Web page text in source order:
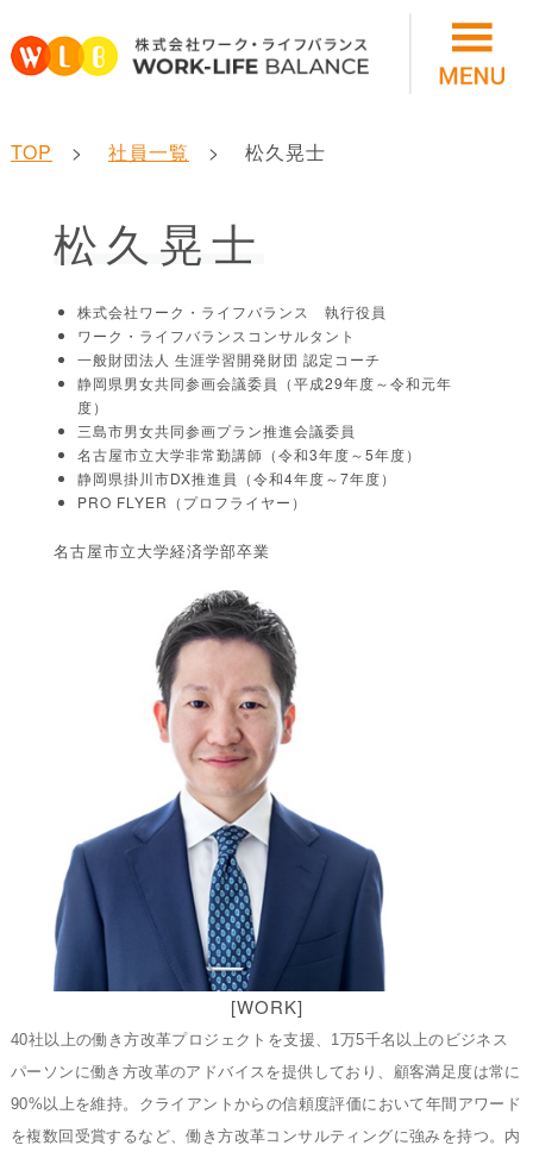
TOP 社員一覧 松久晃士
松久晃士
株式会社ワーク・ライフバランス 執行役員
ワーク・ライフバランスコンサルタント
一般財団法人 生涯学習開発財団 認定コーチ
静岡県男女共同参画会議委員（平成29年度～令和元年
度）
三島市男女共同参画プラン推進会議委員
名古屋市立大学非常勤講師（令和3年度～5年度）
静岡県掛川市DX推進員（令和4年度～7年度）
PRO FLYER（プロフライヤー）
名古屋市立大学経済学部卒業
[WORK]
40社以上の働き方改革プロジェクトを支援、1万5千名以上のビジネス
パーソンに働き方改革のアドバイスを提供しており、顧客満足度は常に
90%以上を維持。クライアントからの信頼度評価において年間アワード
を複数回受賞するなど、働き方改革コンサルティングに強みを持つ。内